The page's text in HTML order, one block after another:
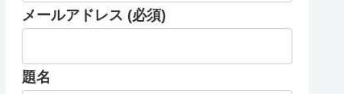
メールアドレス (必須)
題名